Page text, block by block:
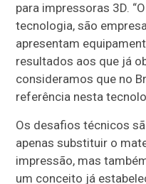
para impressoras 3D.
tecnologia, são
apresentam
resultados aos que já
consideramos que no
referência nesta
Os desafios técnicos
apenas substituir o
impressão, mas
um conceito já